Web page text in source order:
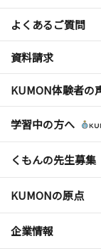
よくあるご質問
資料請求
KUMON体験者の
学習中の方へ
くもんの先生募集
KUMONの原点
企業情報